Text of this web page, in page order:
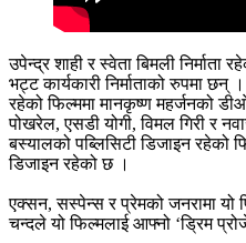
उपेन्द्र शाही र स्वेता बिमली निर्माता
भट्ट कार्यकारी निर्माताको रुपमा छन्
रहेको फिल्ममा मानकृष्ण महर्जनको
पोखरेल, एसडी योगी, विमल गिरी र
बस्यालको पब्लिसिटी डिजाइन रहेको
डिजाइन रहेको छ ।
एक्सन, सस्पेन्स र प्रेमको जनरामा यो
चन्दले यो फिल्मलाई आफ्नो ‘ड्रिम